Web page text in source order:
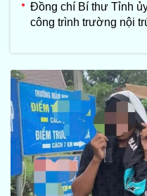
Đồng chí Bí thư Tỉnh
công trình trường nội